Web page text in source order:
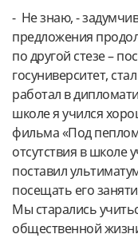
- Не знаю, -
предложения
по другой стезе –
госуниверситет,
работал в
школе я учился
фильма «Под пеплом
отсутствия в школе
поставил
посещать его
Мы старались
общественной